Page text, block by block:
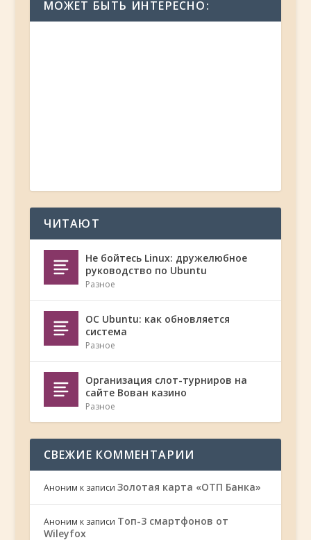
МОЖЕТ БЫТЬ ИНТЕРЕСНО:
ЧИТАЮТ
Не бойтесь Linux: дружелюбное
руководство по Ubuntu
Разное
ОС Ubuntu: как обновляется
система
Разное
Организация слот-турниров на
сайте Вован казино
Разное
СВЕЖИЕ КОММЕНТАРИИ
Аноним к записи Золотая карта «ОТП Банка»
Аноним к записи Топ-3 смартфонов от
Wileyfox